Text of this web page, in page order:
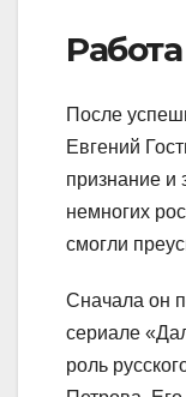
После
Евгений
признание и
немногих
смогли
Сначала он
сериале
роль